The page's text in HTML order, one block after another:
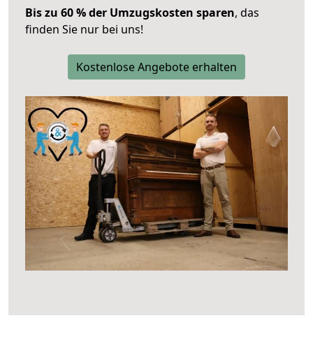
Bis zu 60 % der Umzugskosten sparen, das
finden Sie nur bei uns!
Kostenlose Angebote erhalten